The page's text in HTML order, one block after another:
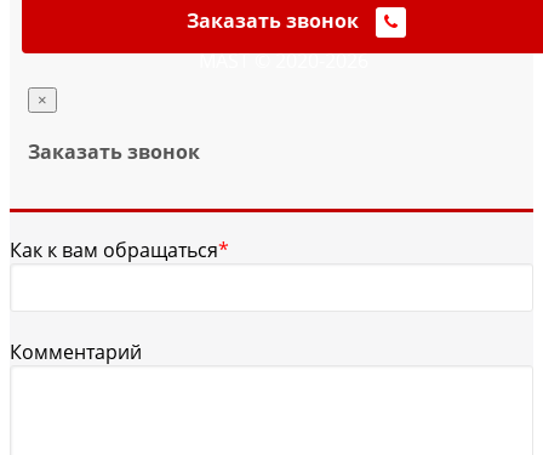
Заказать звонок
MAST © 2020-2026
×
Заказать звонок
Как к вам обращаться*
Комментарий